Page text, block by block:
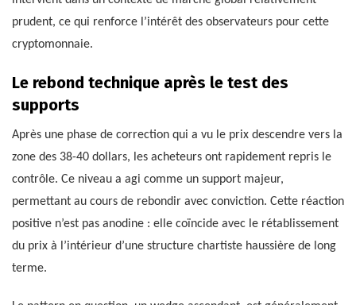
prudent, ce qui renforce l’intérêt des observateurs pour cette
cryptomonnaie.
Le rebond technique après le test des
supports
Après une phase de correction qui a vu le prix descendre vers la
zone des 38-40 dollars, les acheteurs ont rapidement repris le
contrôle. Ce niveau a agi comme un support majeur,
permettant au cours de rebondir avec conviction. Cette réaction
positive n’est pas anodine : elle coïncide avec le rétablissement
du prix à l’intérieur d’une structure chartiste haussière de long
terme.